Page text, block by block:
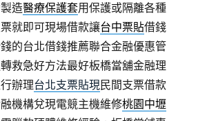
造醫療保護套用保護或隔離各種
就即可現場借款讓台中票貼借錢
的台北借錢推薦聯合金融優惠管
救急好方法最好板橋當舖金融理
辦理台北支票貼現民間支票借款
機構兌現電競主機維修桃園中壢